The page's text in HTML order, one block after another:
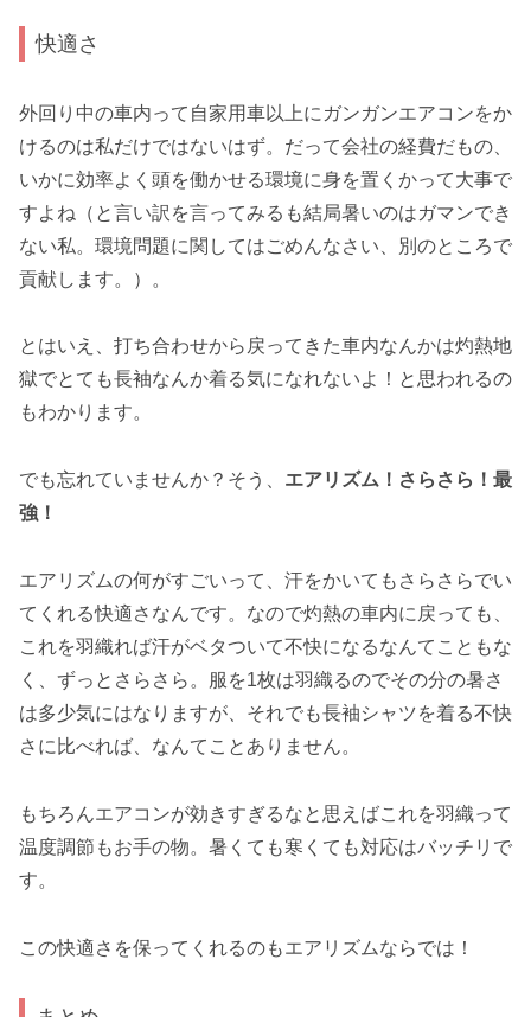
快適さ
外回り中の車内って自家用車以上にガンガンエアコンをか
けるのは私だけではないはず。だって会社の経費だもの、
いかに効率よく頭を働かせる環境に身を置くかって大事で
すよね（と言い訳を言ってみるも結局暑いのはガマンでき
ない私。環境問題に関してはごめんなさい、別のところで
貢献します。）。
とはいえ、打ち合わせから戻ってきた車内なんかは灼熱地
獄でとても長袖なんか着る気になれないよ！と思われるの
もわかります。
でも忘れていませんか？そう、 エアリズム！さらさら！最
強！
エアリズムの何がすごいって、汗をかいてもさらさらでい
てくれる快適さなんです。なので灼熱の車内に戻っても、
これを羽織れば汗がベタついて不快になるなんてこともな
く、ずっとさらさら。服を1枚は羽織るのでその分の暑さ
は多少気にはなりますが、それでも長袖シャツを着る不快
さに比べれば、なんてことありません。
もちろんエアコンが効きすぎるなと思えばこれを羽織って
温度調節もお手の物。暑くても寒くても対応はバッチリで
す。
この快適さを保ってくれるのもエアリズムならでは！